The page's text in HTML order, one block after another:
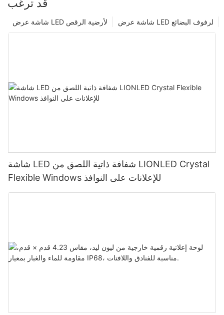
قد ترغب
شاشة عرض LED لرفوف البضائع شاشة عرض LED لأرضية الرقص
شاشة LED شفافة ذاتية اللصق من LIONLED Crystal
Flexible Windows للإعلانات على النوافذ